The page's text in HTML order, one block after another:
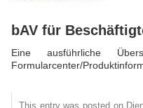
bAV für
Eine ausführliche
Formularcenter/
This entry was posted on